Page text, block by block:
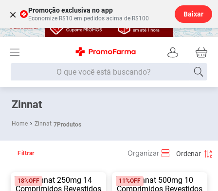
× Promoção exclusiva no app
Economize R$10 em pedidos acima de R$100
Baixar
O que você está buscando?
Zinnat
Zinnat 7Produtos
Filtrar
18%OFF 11%OFF
Termos mais buscados
1 º Fralda
3º
5º Fralda G